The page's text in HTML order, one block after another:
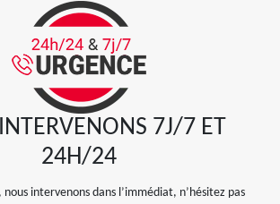
7J/7 ET
24H/24
nous intervenons dans l’immédiat, n’hésitez pas